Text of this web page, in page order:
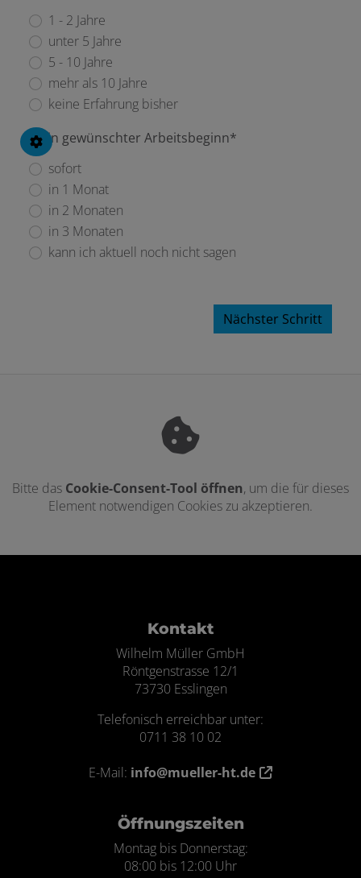
1 - 2 Jahre
unter 5 Jahre
5 - 10 Jahre
mehr als 10 Jahre
keine Erfahrung bisher
Mein gewünschter Arbeitsbeginn*
sofort
in 1 Monat
in 2 Monaten
in 3 Monaten
kann ich aktuell noch nicht sagen
Nächster Schritt
Bitte das Cookie-Consent-Tool öffnen, um die für dieses
Element notwendigen Cookies zu akzeptieren.
Kontakt
Wilhelm Müller GmbH
Röntgenstrasse 12/1
73730 Esslingen
Telefonisch erreichbar unter:
0711 38 10 02
E-Mail: info@mueller-ht.de
Öffnungszeiten
Montag bis Donnerstag:
08:00 bis 12:00 Uhr